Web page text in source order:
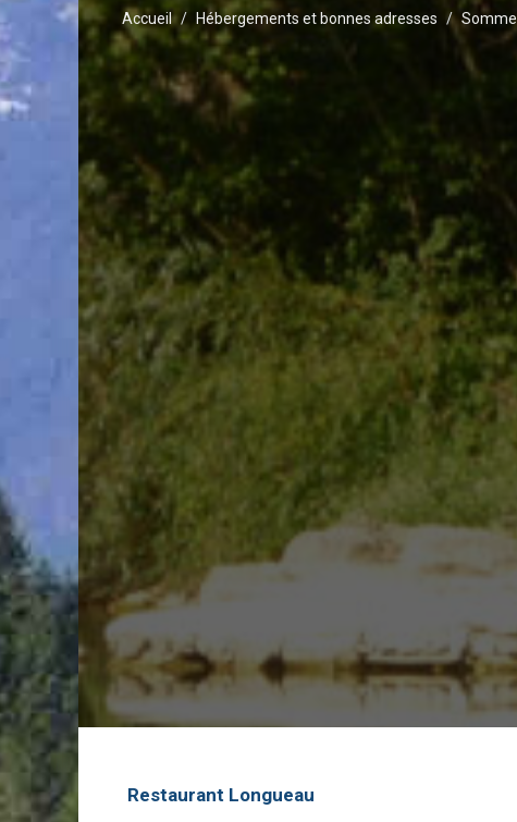
Accueil Hébergements et bonnes adresses Somme
Restaurant Longueau